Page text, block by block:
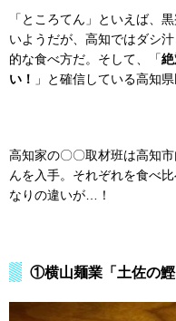
「ところてん」といえば、
いようだが、高知ではダシ
的な食べ方だ。そして、「
い！
」と確信している高知
高知家の〇〇取材班は高知
んを入手。それぞれを食べ
なりの違いが…！
①横山麺業「土佐の鰹